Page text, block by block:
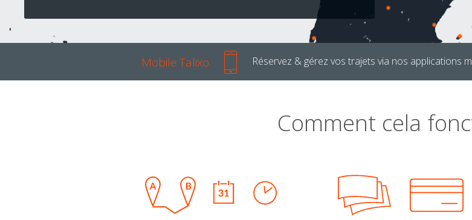
Mobile Talixo Réservez & gérez vos trajets via nos applications
Comment cela